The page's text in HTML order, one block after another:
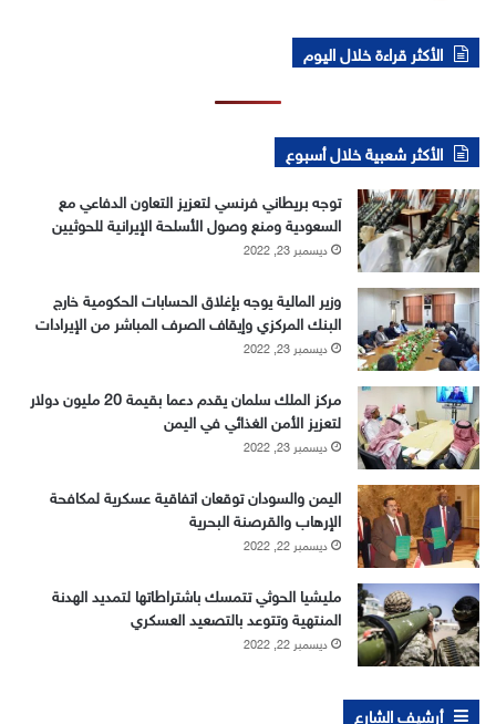
الأكثر قراءة خلال اليوم
الأكثر شعبية خلال أسبوع
توجه بريطاني فرنسي لتعزيز التعاون الدفاعي مع
السعودية ومنع وصول الأسلحة الإيرانية للحوثيين
ديسمبر 23, 2022
وزير المالية يوجه بإغلاق الحسابات الحكومية خارج
البنك المركزي وإيقاف الصرف المباشر من الإيرادات
ديسمبر 23, 2022
مركز الملك سلمان يقدم دعما بقيمة 20 مليون دولار
لتعزيز الأمن الغذائي في اليمن
ديسمبر 23, 2022
اليمن والسودان توقعان اتفاقية عسكرية لمكافحة
الإرهاب والقرصنة البحرية
ديسمبر 22, 2022
مليشيا الحوثي تتمسك باشتراطاتها لتمديد الهدنة
المنتهية وتتوعد بالتصعيد العسكري
ديسمبر 22, 2022
أرشيف الشارع